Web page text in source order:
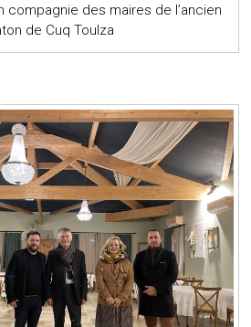
compagnie des maires de l’ancien
de Cuq Toulza